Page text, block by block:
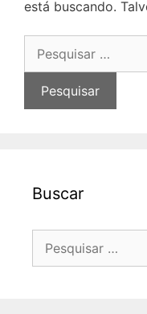
está buscando.
por:
Buscar